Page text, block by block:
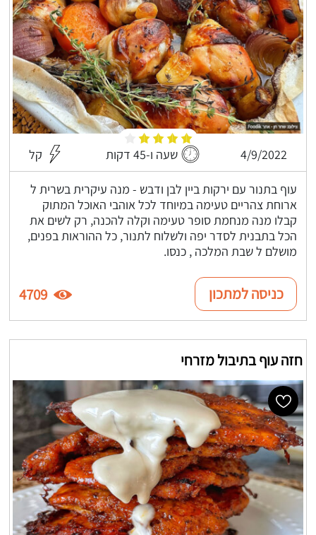
4/9/2022 שעה ו-45 דקות קל
עוף בתנור עם ירקות ביין לבן ודבש - מנה עיקרית בשרית ל
ארוחת צהריים טעימה במיוחד לכל אוהבי האוכל המתוק
קבלו מנה מנחמת סופר טעימה וקלה להכנה, רק לשים את
הכל בתבנית לסדר יפה ולשלוח לתנור, כל ההוראות בפנים,
מושלם ל שבת המלכה , כנסו.
כניסה למתכון 4709
חזה עוף בתיבול מזרחי